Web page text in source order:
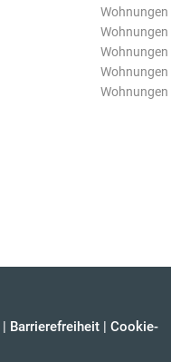
Wohnungen
Wohnungen
Wohnungen
| Barrierefreiheit | Cookie-